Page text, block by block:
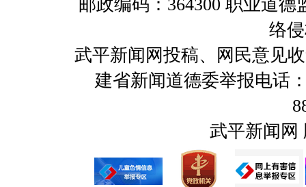
邮政编码：364300 职业道
络
武平新闻网投稿、网民意见
建省新闻道德委举报电话
武平新闻网